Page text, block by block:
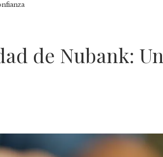
de Nubank: Un